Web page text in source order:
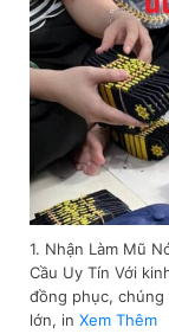
1. Nhận Làm Mũ
Cầu Uy Tín Với
đồng phục, chúng
lớn, in Xem Thêm